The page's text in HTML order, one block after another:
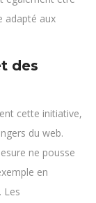
adapté aux
des
cette initiative,
du web.
ne pousse
en
Les